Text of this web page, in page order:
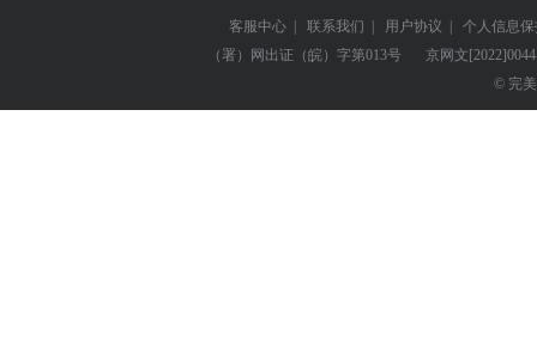
客服中心 | 联系我们 | 用户协议 |
个人信息
（署）网出证（皖）字第013号
京网文
© 完美